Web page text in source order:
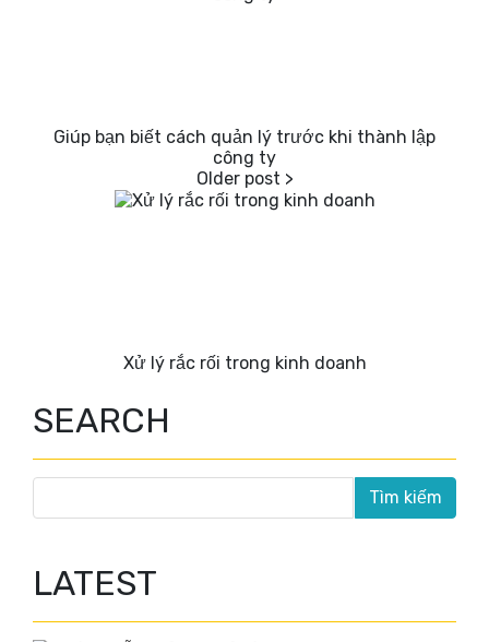
Giúp bạn biết cách quản lý trước khi thành lập
công ty
Xử lý rắc rối trong kinh doanh
SEARCH
LATEST